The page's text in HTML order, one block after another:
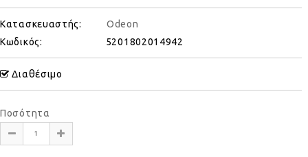
Κατασκευαστής:
Odeon
Κωδικός:
5201802014942
Διαθέσιμο
Ποσότητα